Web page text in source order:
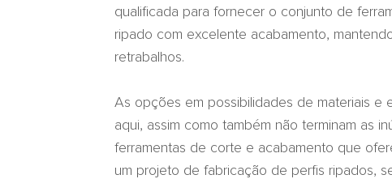
qualificada para fornecer o conjunto de
ripado com excelente acabamento,
retrabalhos.
As opções em possibilidades de materiais e
aqui, assim como também não terminam as
ferramentas de corte e acabamento que
um projeto de fabricação de perfis ripados,